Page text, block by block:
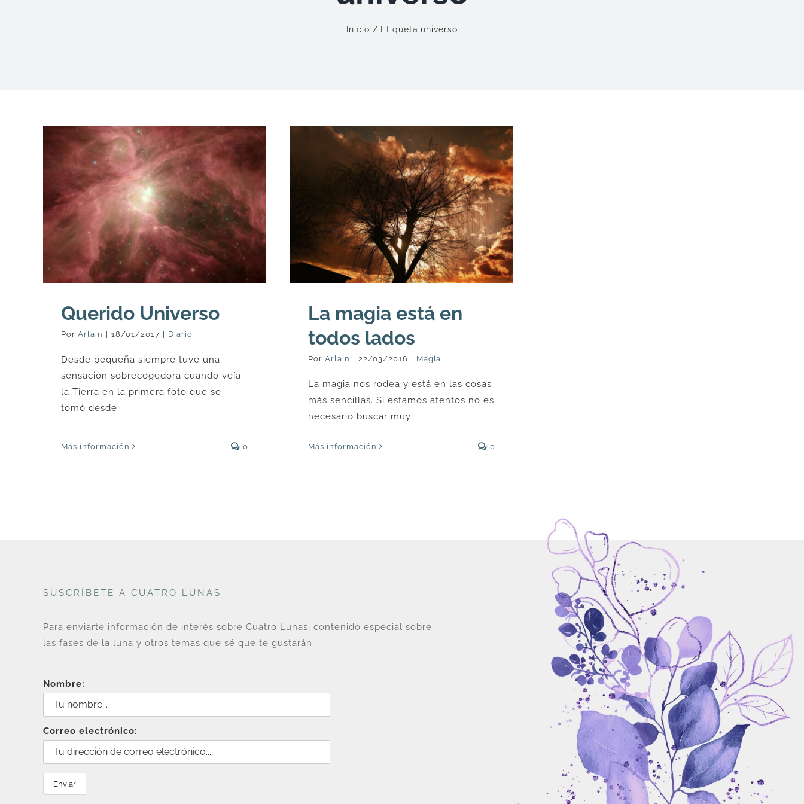
Inicio Etiqueta:universo
Querido Universo
Por Arlain | 18/01/2017 | Diario
Desde pequeña siempre tuve una
sensación sobrecogedora cuando veía
la Tierra en la primera foto que se
tomó desde
Más información 0
La magia está en
todos lados
Por Arlain | 22/03/2016 | Magia
La magia nos rodea y está en las cosas
más sencillas. Si estamos atentos no es
necesario buscar muy
Más información 0
SUSCRÍBETE A CUATRO LUNAS
Para enviarte información de interés sobre Cuatro Lunas, contenido especial sobre
las fases de la luna y otros temas que sé que te gustarán.
Nombre:
Correo electrónico: